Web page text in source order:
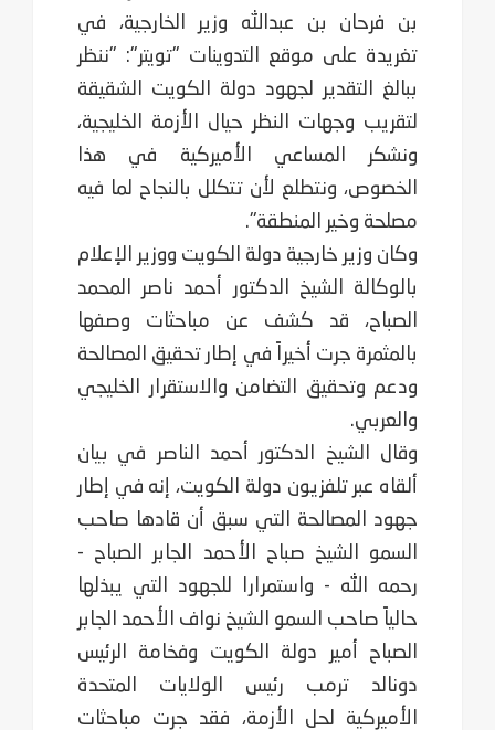
بن فرحان بن عبدالله وزير الخارجية، في
تغريدة على موقع التدوينات "تويتر": "ننظر
ببالغ التقدير لجهود دولة الكويت الشقيقة
لتقريب وجهات النظر حيال الأزمة الخليجية،
ونشكر المساعي الأميركية في هذا
الخصوص، ونتطلع لأن تتكلل بالنجاح لما فيه
مصلحة وخير المنطقة".
وكان وزير خارجية دولة الكويت ووزير الإعلام
بالوكالة الشيخ الدكتور أحمد ناصر المحمد
الصباح، قد كشف عن مباحثات وصفها
بالمثمرة جرت أخيراً في إطار تحقيق المصالحة
ودعم وتحقيق التضامن والاستقرار الخليجي
والعربي.
وقال الشيخ الدكتور أحمد الناصر في بيان
ألقاه عبر تلفزيون دولة الكويت، إنه في إطار
جهود المصالحة التي سبق أن قادها صاحب
السمو الشيخ صباح الأحمد الجابر الصباح -
رحمه الله - واستمرارا للجهود التي يبذلها
حالياً صاحب السمو الشيخ نواف الأحمد الجابر
الصباح أمير دولة الكويت وفخامة الرئيس
دونالد ترمب رئيس الولايات المتحدة
الأميركية لحل الأزمة، فقد جرت مباحثات